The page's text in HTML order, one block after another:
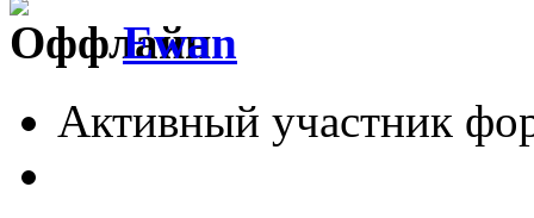
Ewan
Активный участник